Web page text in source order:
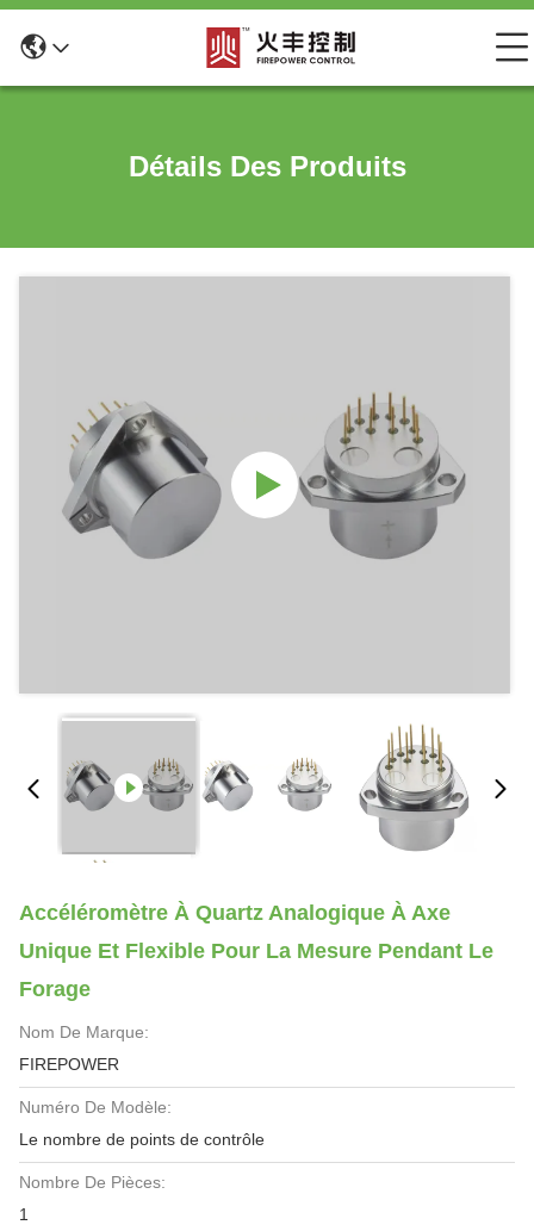
Détails Des Produits
Accéléromètre À Quartz Analogique À Axe
Unique Et Flexible Pour La Mesure Pendant Le
Forage
Nom De Marque:
FIREPOWER
Numéro De Modèle:
Le nombre de points de contrôle
Nombre De Pièces:
1